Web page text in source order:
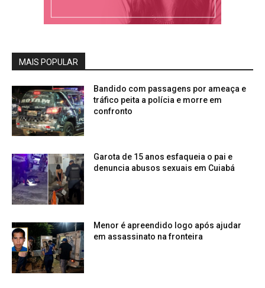
MAIS POPULAR
Bandido com passagens por ameaça e
tráfico peita a polícia e morre em
confronto
Garota de 15 anos esfaqueia o pai e
denuncia abusos sexuais em Cuiabá
Menor é apreendido logo após ajudar
em assassinato na fronteira